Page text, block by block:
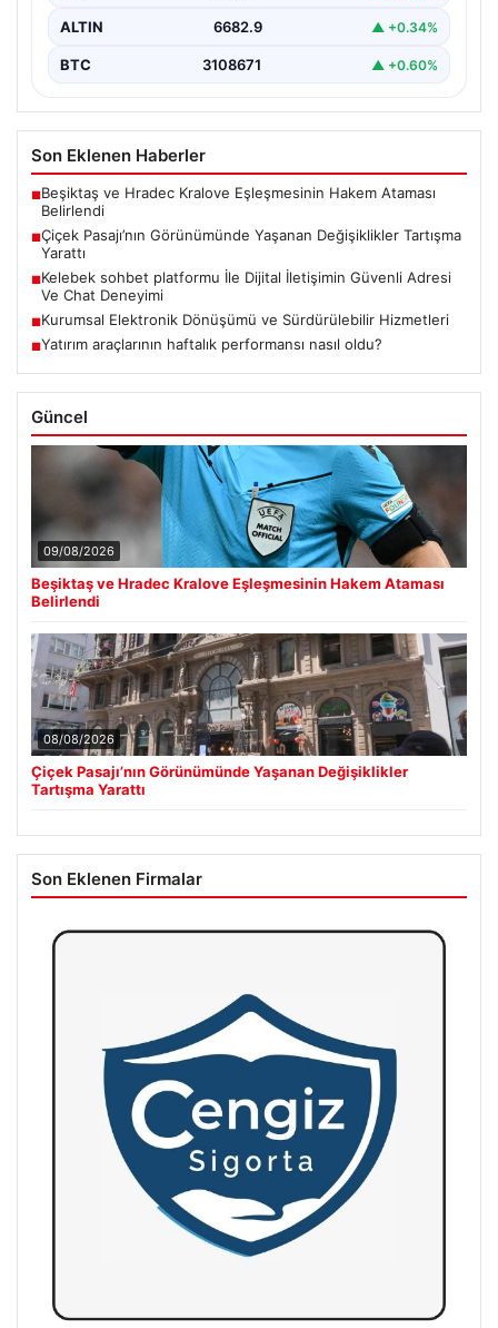
ALTIN 6682.9 ▲ +0.34%
BTC 3108671 ▲ +0.60%
Son Eklenen Haberler
■Beşiktaş ve Hradec Kralove Eşleşmesinin Hakem Ataması
Belirlendi
■Çiçek Pasajı’nın Görünümünde Yaşanan Değişiklikler Tartışma
Yarattı
■Kelebek sohbet platformu İle Dijital İletişimin Güvenli Adresi
Ve Chat Deneyimi
■Kurumsal Elektronik Dönüşümü ve Sürdürülebilir Hizmetleri
■Yatırım araçlarının haftalık performansı nasıl oldu?
Güncel
09/08/2026
Beşiktaş ve Hradec Kralove Eşleşmesinin Hakem Ataması
Belirlendi
08/08/2026
Çiçek Pasajı’nın Görünümünde Yaşanan Değişiklikler
Tartışma Yarattı
Son Eklenen Firmalar